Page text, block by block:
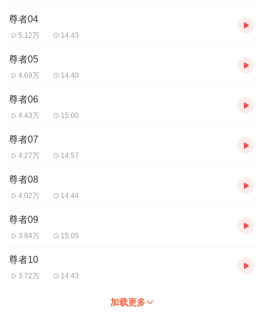
尊者04
5.12万 14:43
尊者05
4.69万 14:40
尊者06
4.43万 15:00
尊者07
4.27万 14:57
尊者08
4.02万 14:44
尊者09
3.84万 15:05
尊者10
3.72万 14:43
加载更多